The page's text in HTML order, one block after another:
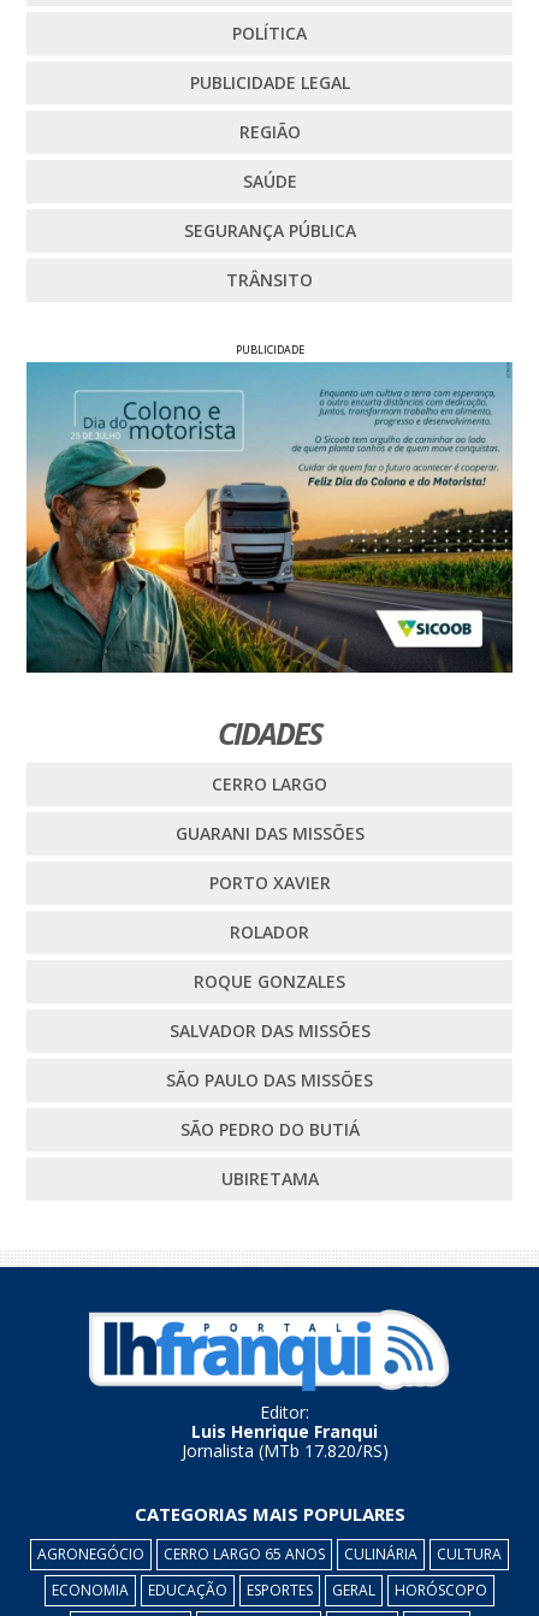
POLÍTICA
PUBLICIDADE LEGAL
REGIÃO
SAÚDE
SEGURANÇA PÚBLICA
TRÂNSITO
PUBLICIDADE
CIDADES
CERRO LARGO
GUARANI DAS MISSÕES
PORTO XAVIER
ROLADOR
ROQUE GONZALES
SALVADOR DAS MISSÕES
SÃO PAULO DAS MISSÕES
SÃO PEDRO DO BUTIÁ
UBIRETAMA
Editor:
Luis Henrique Franqui
Jornalista (MTb 17.820/RS)
CATEGORIAS MAIS POPULARES
AGRONEGÓCIO CERRO LARGO 65 ANOS CULINÁRIA
CULTURA
ECONOMIA
EDUCAÇÃO ESPORTES GERAL HORÓSCOPO